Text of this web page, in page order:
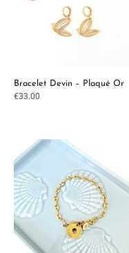
Bracelet Devin – Plaqué Or
€33.00